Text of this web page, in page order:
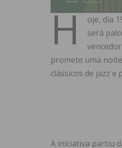
H
oje, dia
será
promete uma
clássicos de jazz
A iniciativa partiu